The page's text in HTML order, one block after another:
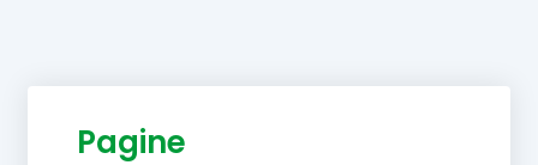
Pagine